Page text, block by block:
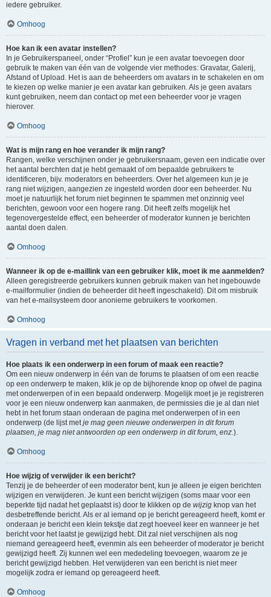
iedere gebruiker.
Omhoog
Hoe kan ik een avatar instellen?
In je Gebruikerspaneel, onder “Profiel” kun je een avatar toevoegen door
gebruik te maken van één van de volgende vier methodes: Gravatar, Galerij,
Afstand of Upload. Het is aan de beheerders om avatars in te schakelen en om
te kiezen op welke manier je een avatar kan gebruiken. Als je geen avatars
kunt gebruiken, neem dan contact op met een beheerder voor je vragen
hierover.
Omhoog
Wat is mijn rang en hoe verander ik mijn rang?
Rangen, welke verschijnen onder je gebruikersnaam, geven een indicatie over
het aantal berchten dat je hebt gemaakt of om bepaalde gebruikers te
identificeren, bijv. moderators en beheerders. Over het algemeen kun je je
rang niet wijzigen, aangezien ze ingesteld worden door een beheerder. Nu
moet je natuurlijk het forum niet beginnen te spammen met onzinnig veel
berichten, gewoon voor een hogere rang. Dit heeft zelfs mogelijk het
tegenovergestelde effect, een beheerder of moderator kunnen je berichten
aantal doen dalen.
Omhoog
Wanneer ik op de e-maillink van een gebruiker klik, moet ik me aanmelden?
Alleen geregistreerde gebruikers kunnen gebruik maken van het ingebouwde
e-mailformulier (indien de beheerder dit heeft ingeschakeld). Dit om misbruik
van het e-mailsysteem door anonieme gebruikers te voorkomen.
Omhoog
Vragen in verband met het plaatsen van berichten
Hoe plaats ik een onderwerp in een forum of maak een reactie?
Om een nieuw onderwerp in één van de forums te plaatsen of om een reactie
op een onderwerp te maken, klik je op de bijhorende knop op ofwel de pagina
met onderwerpen of in een bepaald onderwerp. Mogelijk moet je je registreren
voor je een nieuw onderwerp kan aanmaken, de permissies die je al dan niet
hebt in het forum staan onderaan de pagina met onderwerpen of in een
onderwerp (de lijst metje mag geen nieuwe onderwerpen in dit forum
plaatsen, je mag niet antwoorden op een onderwerp in dit forum, enz.).
Omhoog
Hoe wijzig of verwijder ik een bericht?
Tenzij je de beheerder of een moderator bent, kun je alleen je eigen berichten
wijzigen en verwijderen. Je kunt een bericht wijzigen (soms maar voor een
beperkte tijd nadat het geplaatst is) door te klikken op de wijzig knop van het
desbetreffende bericht. Als er al iemand op je bericht gereageerd heeft, komt er
onderaan je bericht een klein tekstje dat zegt hoeveel keer en wanneer je het
bericht voor het laatst je gewijzigd hebt. Dit zal niet verschijnen als nog
niemand gereageerd heeft, evenmin als een beheerder of moderator je bericht
gewijzigd heeft. Zij kunnen wel een mededeling toevoegen, waarom ze je
bericht gewijzigd hebben. Het verwijderen van een bericht is niet meer
mogelijk zodra er iemand op gereageerd heeft.
Omhoog